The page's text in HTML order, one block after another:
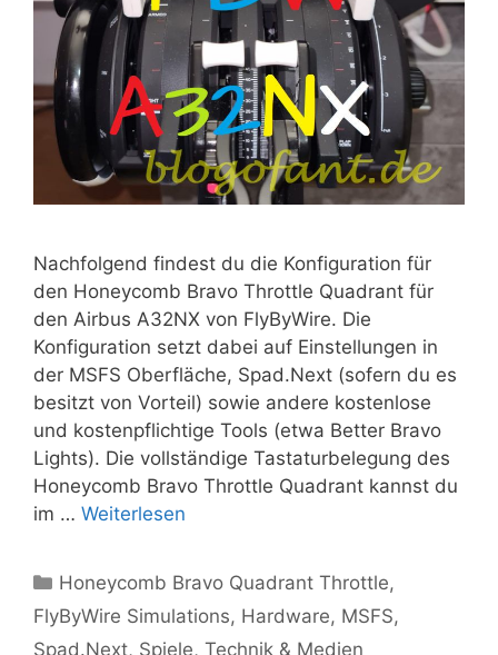
Nachfolgend findest du die Konfiguration für
den Honeycomb Bravo Throttle Quadrant für
den Airbus A32NX von FlyByWire. Die
Konfiguration setzt dabei auf Einstellungen in
der MSFS Oberfläche, Spad.Next (sofern du es
besitzt von Vorteil) sowie andere kostenlose
und kostenpflichtige Tools (etwa Better Bravo
Lights). Die vollständige Tastaturbelegung des
Honeycomb Bravo Throttle Quadrant kannst du
im … Weiterlesen
Kategorien
Honeycomb Bravo Quadrant Throttle,
FlyByWire Simulations, Hardware, MSFS,
Spad.Next, Spiele, Technik & Medien